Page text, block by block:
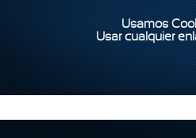
Usamos
Usar cualquier